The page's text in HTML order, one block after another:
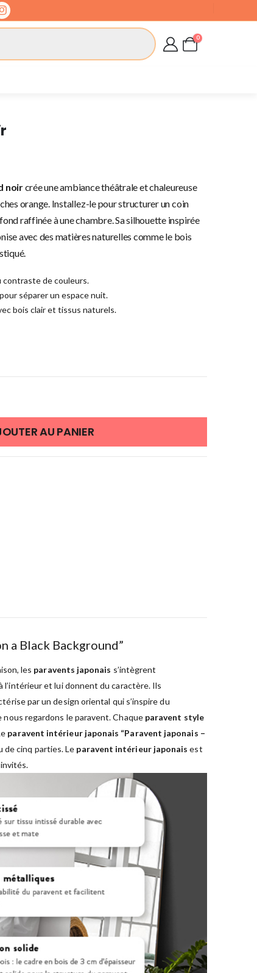
0
noircrée une ambiance théâtrale et chaleureuse
orange. Installez-le pour structurer un coin
raffinée à une chambre. Sa silhouette inspirée
avec des matières naturelles comme le bois
contraste de couleurs.
séparer un espace nuit.
bois clair et tissus naturels.
AU PANIER
a Black Background”
les paravents japonais s’intègrent
et lui donnent du caractère. Ils
par un design oriental qui s’inspire du
regardons le paravent. Chaque paravent style
paravent intérieur japonais “Paravent japonais –
de cinq parties. Le paravent intérieur japonais est